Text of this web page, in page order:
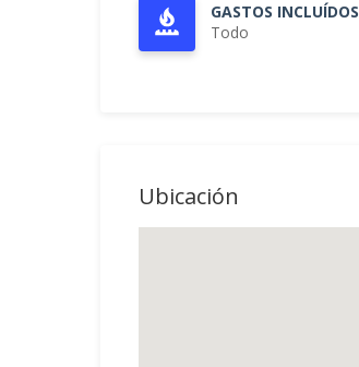
GASTOS INCLUÍDOS
Todo
Ubicación